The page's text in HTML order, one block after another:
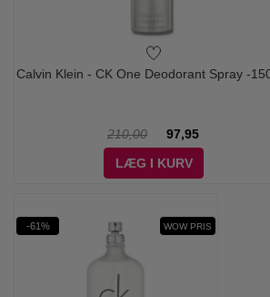
Calvin Klein - CK One Deodorant Spray -
210,00
97,95
LÆG I KURV
-61% WOW PRIS